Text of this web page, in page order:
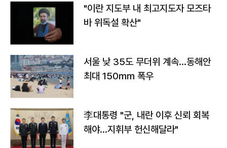
"이란 지도부 내 최고지도자 모즈타
바 위독설 확산"
서울 낮 35도 무더위 계속…동해안
최대 150㎜ 폭우
李대통령 "군, 내란 이후 신뢰 회복
해야…지휘부 헌신해달라"